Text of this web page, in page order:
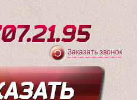
Заказать звонок